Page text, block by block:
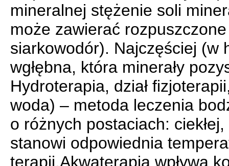
mineralnej stężenie soli
może zawierać
siarkowodór). Najczęściej (w
wgłębna, która minerały
Hydroterapia, dział
woda) – metoda leczenia
o różnych postaciach:
stanowi odpowiednia
terapii.Akwaterapia wpływa